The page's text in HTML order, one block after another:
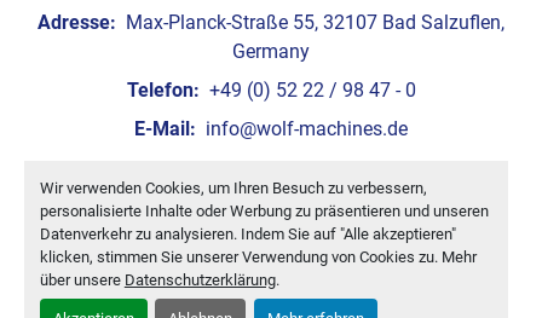
Wir verwenden Cookies, um Ihren Besuch zu verbessern,
personalisierte Inhalte oder Werbung zu präsentieren und unseren
Datenverkehr zu analysieren. Indem Sie auf "Alle akzeptieren"
klicken, stimmen Sie unserer Verwendung von Cookies zu. Mehr
über unsere Datenschutzerklärung.
Adresse: Max-Planck-Straße 55, 32107 Bad Salzuflen,
Germany
Telefon: +49 (0) 52 22 / 98 47 - 0
E-Mail: info@wolf-machines.de
Cookie-Einstellungen
Machinio System-Website vonMachinio